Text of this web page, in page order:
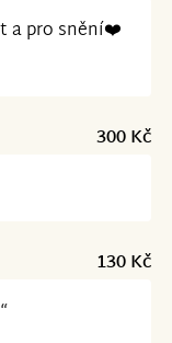
a pro snění❤️
300 Kč
130 Kč